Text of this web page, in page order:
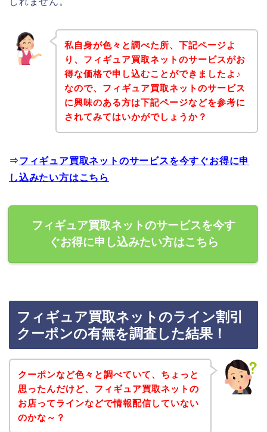
私自身が色々と調べた所、下記ページよ
り、フィギュア買取ネットのサービスがお
得な価格で申し込むことができましたよ♪
なので、フィギュア買取ネットのサービス
に興味のある方は下記ページなどを参考に
されてみてはいかがでしょうか？
⇒フィギュア買取ネットのサービスを今すぐお得に申
し込みたい方はこちら
フィギュア買取ネットのサービスを今す
ぐお得に申し込みたい方はこちら
フィギュア買取ネットのライン割引
クーポンの有無を調査した結果！
クーポンなど色々と調べていて、ちょっと
思ったんだけど、フィギュア買取ネットの
お店ってラインなどで情報配信していない
のかな～？